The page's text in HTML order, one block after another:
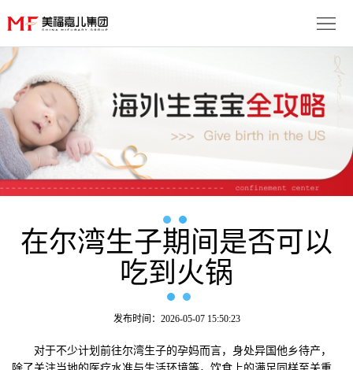
子
优
势
服
务
流
月
子
成
在尔湾生子期间是否可以
吃到火锅
发布时间：2026-05-07 15:50:23
对于不少计划前往尔湾生子的孕妈而言，身处异国他乡待产，